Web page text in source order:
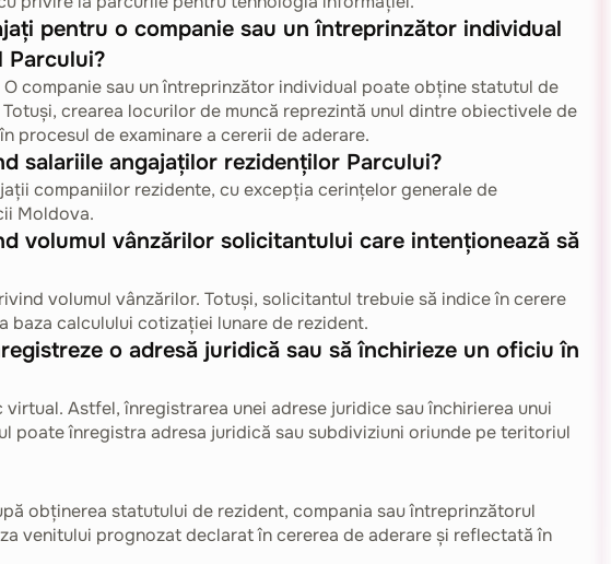
pentru o companie sau un întreprinzător individual
Parcului?
companie sau un întreprinzător individual poate obține statutul de
crearea locurilor de muncă reprezintă unul dintre obiectivele de
procesul de examinare a cererii de aderare.
salariile angajaților rezidenților Parcului?
companiilor rezidente, cu excepția cerințelor generale de
Moldova.
volumul vânzărilor solicitantului care intenționează să
volumul vânzărilor. Totuși, solicitantul trebuie să indice în cerere
baza calculului cotizației lunare de rezident.
o adresă juridică sau să închirieze un oficiu în
Astfel, înregistrarea unei adrese juridice sau închirierea unui
poate înregistra adresa juridică sau subdiviziuni oriunde pe teritoriul
obținerea statutului de rezident, compania sau întreprinzătorul
venitului prognozat declarat în cererea de aderare și reflectată în